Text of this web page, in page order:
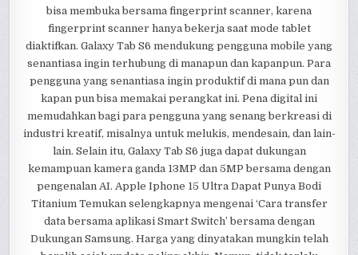
bisa membuka bersama fingerprint scanner, karena
fingerprint scanner hanya bekerja saat mode tablet
diaktifkan. Galaxy Tab S6 mendukung pengguna mobile yang
senantiasa ingin terhubung di manapun dan kapanpun. Para
pengguna yang senantiasa ingin produktif di mana pun dan
kapan pun bisa memakai perangkat ini. Pena digital ini
memudahkan bagi para pengguna yang senang berkreasi di
industri kreatif, misalnya untuk melukis, mendesain, dan lain-
lain. Selain itu, Galaxy Tab S6 juga dapat dukungan
kemampuan kamera ganda 13MP dan 5MP bersama dengan
pengenalan AI. Apple Iphone 15 Ultra Dapat Punya Bodi
Titanium Temukan selengkapnya mengenai ‘Cara transfer
data bersama aplikasi Smart Switch’ bersama dengan
Dukungan Samsung. Harga yang dinyatakan mungkin telah